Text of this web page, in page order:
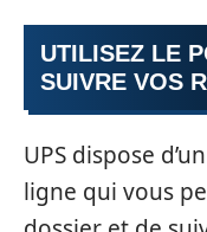
UTILISEZ LE
SUIVRE VOS
UPS dispose
ligne qui vous